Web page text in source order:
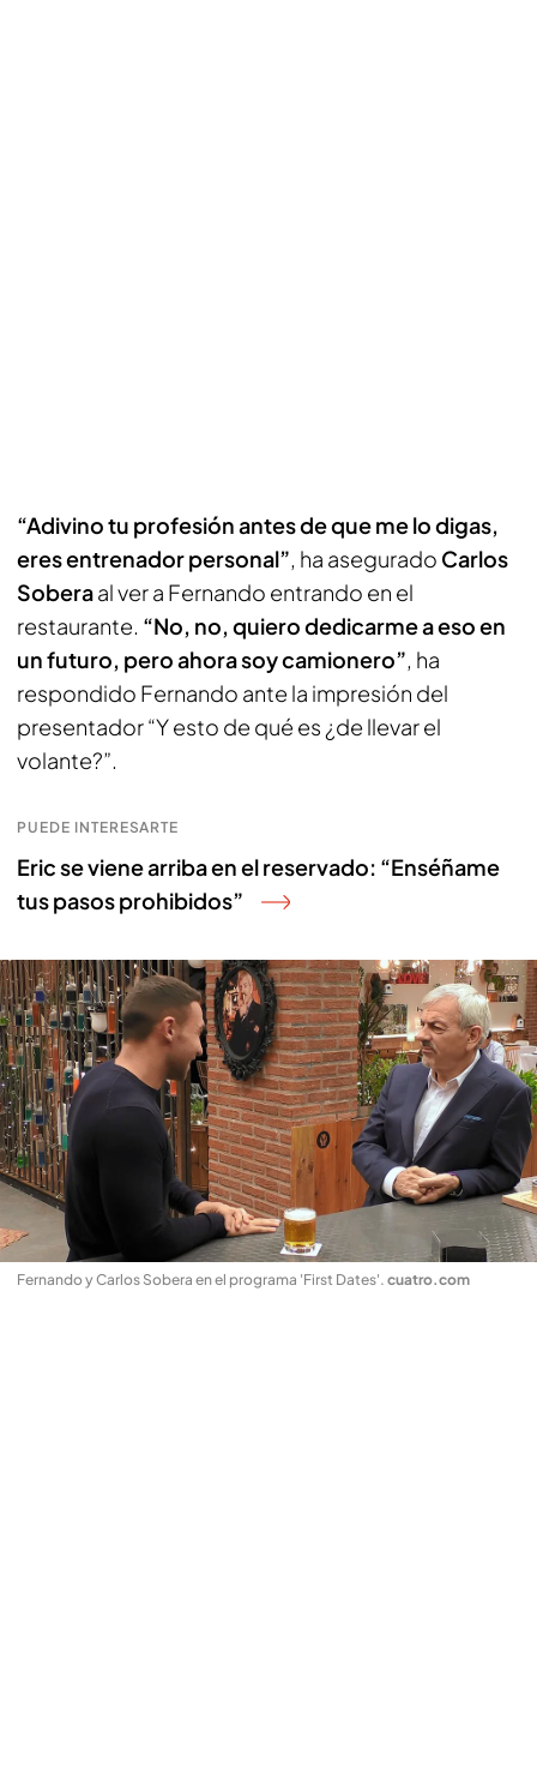
“Adivino tu profesión antes de que me lo digas,
eres entrenador personal”, ha asegurado Carlos
Soberaal ver a Fernando entrando en el
restaurante. “No, no, quiero dedicarme a eso en
un futuro, pero ahora soy camionero”, ha
respondido Fernando ante la impresión del
presentador “Y esto de qué es ¿de llevar el
volante?”.
PUEDE INTERESARTE
Eric se viene arriba en el reservado: “Enséñame
tus pasos prohibidos”
Fernando y Carlos Sobera en el programa 'First Dates'. cuatro.com